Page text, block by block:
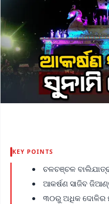
KEY POINTS
ଚଳଚଞ୍ଚଳ
ଆକର୍ଷଣ ସାଜିବ
୩୦ରୁ ଅଧିକ ଦୋଳିର